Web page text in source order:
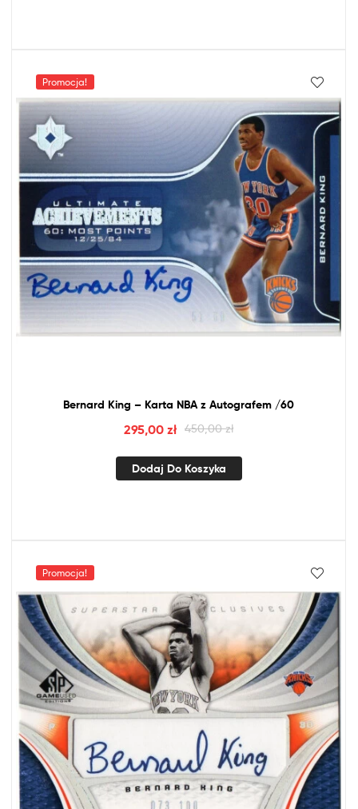
Promocja!
Bernard King – Karta NBA z Autografem /60
450,00zł
295,00zł
Dodaj Do Koszyka
Promocja!